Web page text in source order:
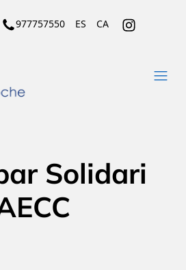
977757550 ES CA
Solidari